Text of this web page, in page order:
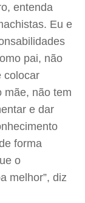
entenda
Eu e
pai, não
colocar
mãe, não tem
e dar
forma
o
melhor”, diz